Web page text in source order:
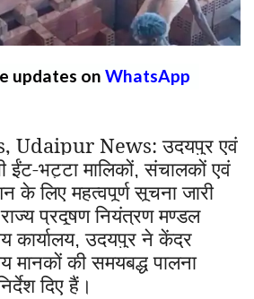
updates on WhatsApp
Udaipur News:उदयपुर एवं
भट्टा मालिकों,संचालकों एवं
के लिए महत्वपूर्ण सूचना जारी
प्रदूषण नियंत्रण मण्डल
कार्यालय,उदयपुर ने केंद्र
मानकों की समयबद्ध पालना
दिए हैं।